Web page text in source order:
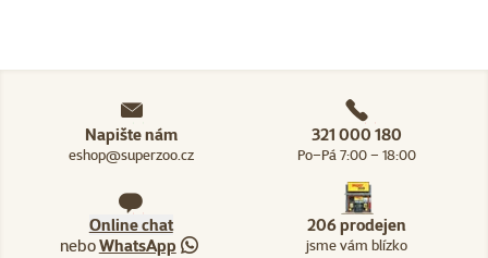
Napište nám
eshop@superzoo.cz
321 000 180
Po–Pá 7:00 – 18:00
Online chat
neboWhatsApp
206 prodejen
jsme vám blízko